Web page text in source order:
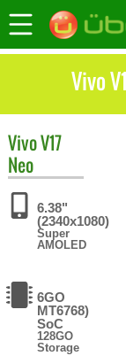
Vivo
VivoV17
Neo
6.38"
(2340x1080)
Super
AMOLED
6GO
MT6768)
SoC
128GO
Storage